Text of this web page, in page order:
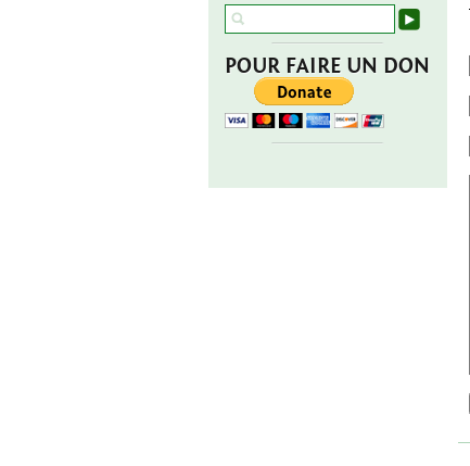
POUR FAIRE UN DON